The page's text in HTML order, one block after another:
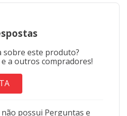
sobre este produto?
a outros compradores!
possui Perguntas e